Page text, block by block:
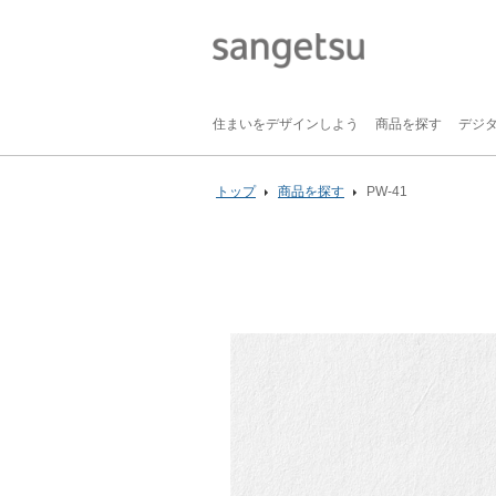
住まいをデザインしよう 商品を探す デジ
トップ 商品を探す PW-41